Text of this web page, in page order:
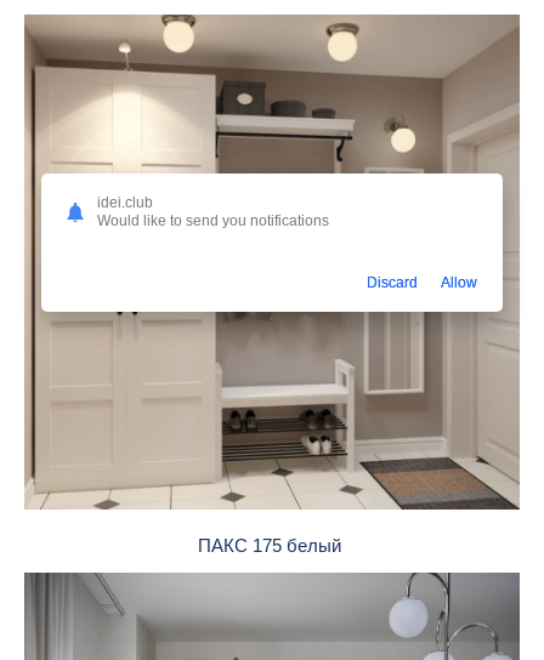
ПАКС 175 белый
idei.club
Would like to send you notifications
Discard Allow